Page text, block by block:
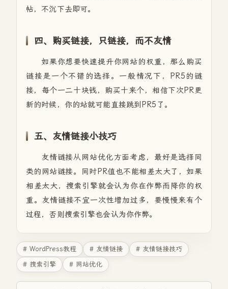
帖，不沉下去即可。
四、购买链接，只链接，而不友情
如果你想要快速提升你网站的权重，那么购买
链接是一个不错的选择。一般情况下，PR5的链
接，每个一二十块钱，购买十来个，相信下次PR更
新的时候，你的站就可能直接跳到PR5了。
五、友情链接小技巧
友情链接从网站优化方面考虑，最好是选择同
类的网站链接。同时PR值也不能相差太大了，如果
相差太大，搜索引擎就会认为你在作弊而降你的权
重。友情链接不宜一次性增加过多，要慢慢来有个
过程，否则搜索引擎也会认为你作弊。
# WordPress教程 # 友情链接
# 友情链接技巧
# 搜索引擎
# 网站优化